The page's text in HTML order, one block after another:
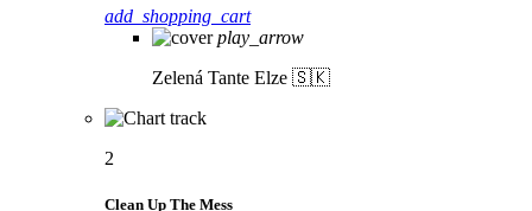
add_shopping_cart
play_arrow
Zelená Tante Elze 🇸🇰
2
Clean Up The Mess